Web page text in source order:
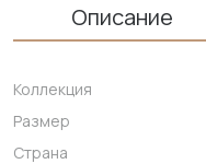
Описание
Коллекция
Размер
Страна